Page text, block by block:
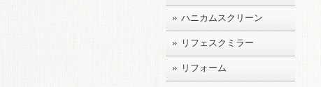
ハニカムスクリーン
リフェスクミラー
リフォーム